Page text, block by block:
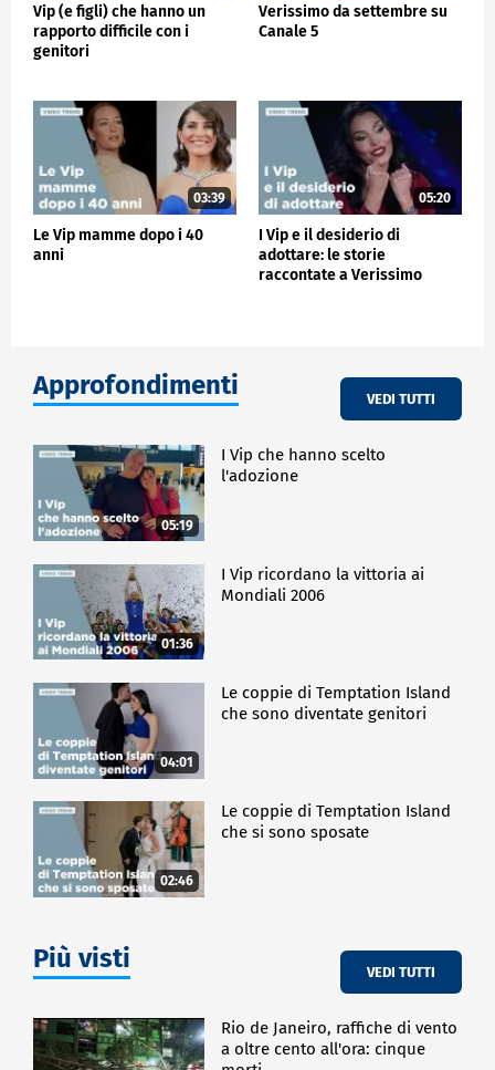
Vip (e figli) che hanno un
rapporto difficile con i
genitori
Verissimo da settembre su
Canale 5
03:39
Le Vip mamme dopo i 40
anni
05:20
I Vip e il desiderio di
adottare: le storie
raccontate a Verissimo
Approfondimenti VEDI TUTTI
05:19
I Vip che hanno scelto
l'adozione
01:36
I Vip ricordano la vittoria ai
Mondiali 2006
04:01
Le coppie di Temptation Island
che sono diventate genitori
02:46
Le coppie di Temptation Island
che si sono sposate
Più visti VEDI TUTTI
Rio de Janeiro, raffiche di vento
a oltre cento all'ora: cinque